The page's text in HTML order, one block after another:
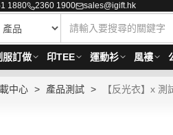
1880 2360 1900 sales@igift.hk
服訂做 印TEE 運動衫 風褸
中心 產品測試 【反光衣】x 測